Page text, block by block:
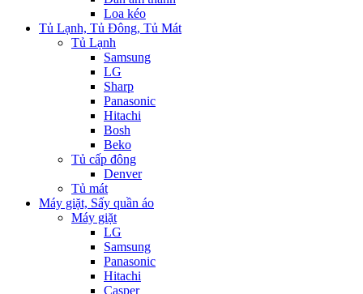
Loa kéo
Tủ Lạnh, Tủ Đông, Tủ Mát
Tủ Lạnh
Samsung
LG
Sharp
Panasonic
Hitachi
Bosh
Beko
Tủ cấp đông
Denver
Tủ mát
Máy giặt, Sấy quần áo
Máy giặt
LG
Samsung
Panasonic
Hitachi
Casper